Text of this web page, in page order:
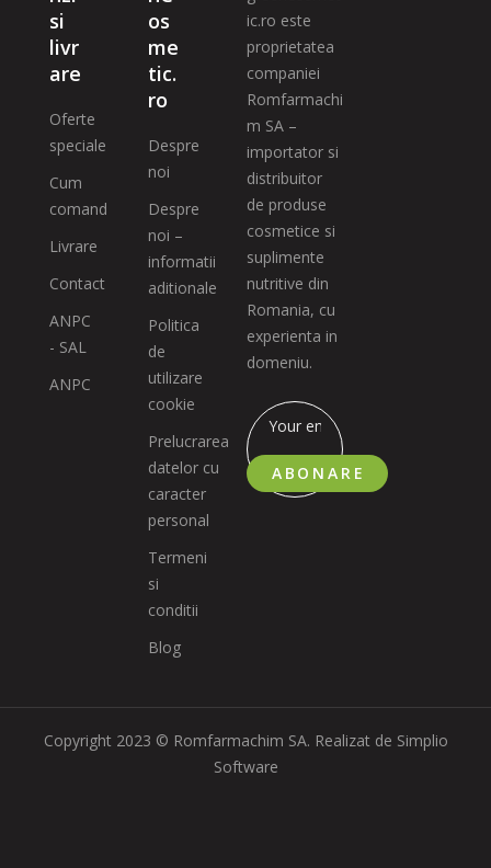
si
livr
are
Oferte
speciale
Cum
comand
Livrare
Contact
ANPC
- SAL
ANPC
os
me
tic.
ro
Despre
noi
Despre
noi –
informatii
aditionale
Politica
de
utilizare
cookie
Prelucrarea
datelor cu
caracter
personal
Termeni
si
conditii
Blog
ic.ro este
proprietatea
companiei
Romfarmachi
m SA –
importator si
distribuitor
de produse
cosmetice si
suplimente
nutritive din
Romania, cu
experienta in
domeniu.
ABONARE
Copyright 2023 © Romfarmachim SA. Realizat de Simplio
Software